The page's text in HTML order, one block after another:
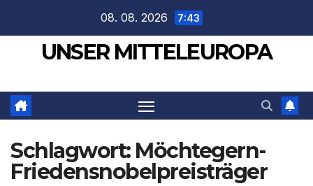
springen
08. 08. 2026 7:43
UNSER MITTELEUROPA
Schlagwort: Möchtegern-
Friedensnobelpreisträger